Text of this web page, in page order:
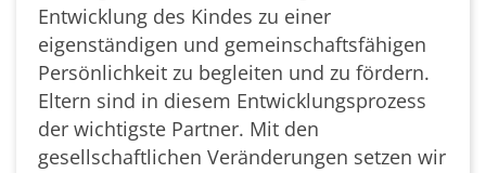
Entwicklung des Kindes zu einer
eigenständigen und gemeinschaftsfähigen
Persönlichkeit zu begleiten und zu fördern.
Eltern sind in diesem Entwicklungsprozess
der wichtigste Partner. Mit den
gesellschaftlichen Veränderungen setzen wir